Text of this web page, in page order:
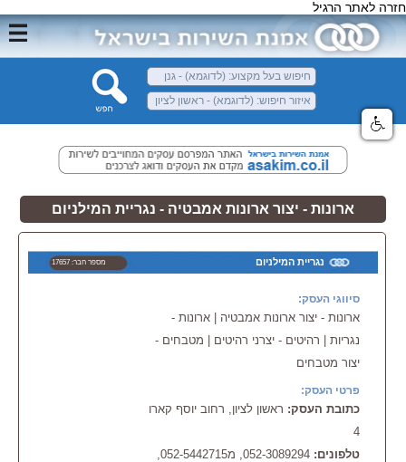
חזרה לאתר הרגיל
ארונות - יצור ארונות אמבטיה - נגריית המילניום
נגריית המילניום מספר חבר: 17657
סיווגי העסק:
ארונות - יצור ארונות אמבטיה | ארונות -
נגריות | רהיטים - יצרני רהיטים | מטבחים -
יצור מטבחים
פרטי העסק:
כתובת העסק: ראשון לציון, רחוב יוסף קארו
4
טלפונים:
052-3089294, מ052-5442715,